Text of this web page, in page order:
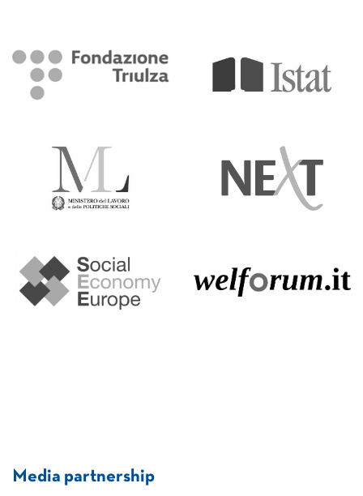
Media partnership